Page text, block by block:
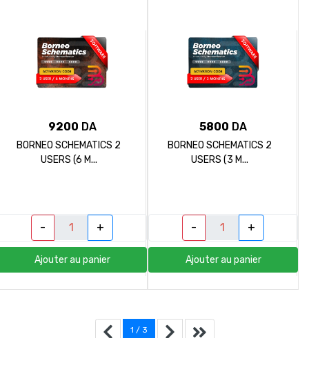
9200 DA
BORNEO SCHEMATICS 2
USERS (6 M...
- +
Ajouter au panier
5800 DA
BORNEO SCHEMATICS 2
USERS (3 M...
- +
Ajouter au panier
1 / 3